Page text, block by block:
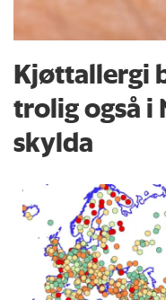
Kjøttallergi
trolig også i
skylda